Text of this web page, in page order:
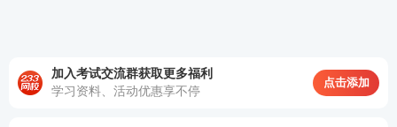
（5）假设各年现金流量均发生在年末。
加入考试交流群获取更多福利
学习资料、活动优惠享不停
点击添加